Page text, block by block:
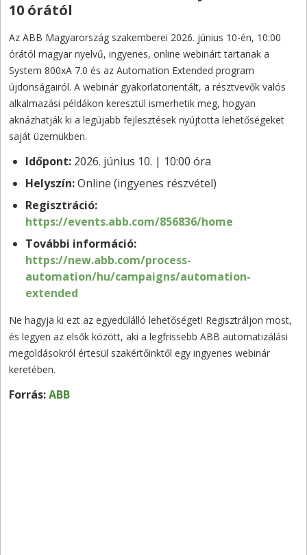
10 órától
Az ABB Magyarország szakemberei 2026. június 10-én, 10:00
órától magyar nyelvű, ingyenes, online webinárt tartanak a
System 800xA 7.0 és az Automation Extended program
újdonságairól. A webinár gyakorlatorientált, a résztvevők valós
alkalmazási példákon keresztül ismerhetik meg, hogyan
aknázhatják ki a legújabb fejlesztések nyújtotta lehetőségeket
saját üzemükben.
Időpont: 2026. június 10. | 10:00 óra
Helyszín:Online (ingyenes részvétel)
Regisztráció:
https://events.abb.com/856836/home
További információ:
https://new.abb.com/process-
automation/hu/campaigns/automation-
extended
Ne hagyja ki ezt az egyedülálló lehetőséget! Regisztráljon most,
és legyen az elsők között, aki a legfrissebb ABB automatizálási
megoldásokról értesül szakértőinktől egy ingyenes webinár
keretében.
Forrás:ABB